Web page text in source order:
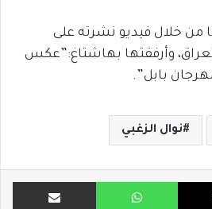
من خلال فيديو نشرته على
وأرفقتها بهاشتاغ:”عكس
بابل”.
نوال الزغبي
X واتساب مشاركة